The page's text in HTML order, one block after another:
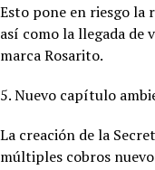
Esto pone en riesgo la
así como la llegada
marca Rosarito.
5. Nuevo capítulo
La creación de la
múltiples cobros